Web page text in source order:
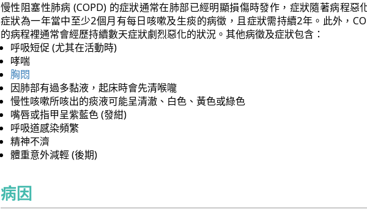
慢性阻塞性肺病 (COPD) 的症狀通常在肺部已經明顯損傷時發作，症狀隨著病程惡
症狀為一年當中至少2個月有每日咳嗽及生痰的病徵，且症狀需持續2年。此外，
的病程裡通常會經歷持續數天症狀劇烈惡化的狀況。其他病徵及症狀包含：
呼吸短促 (尤其在活動時)
哮喘
胸悶
因肺部有過多黏液，起床時會先清喉嚨
慢性咳嗽所咳出的痰液可能呈清澈、白色、黃色或綠色
嘴唇或指甲呈紫藍色 (發紺)
呼吸道感染頻繁
精神不濟
體重意外減輕 (後期)
病因